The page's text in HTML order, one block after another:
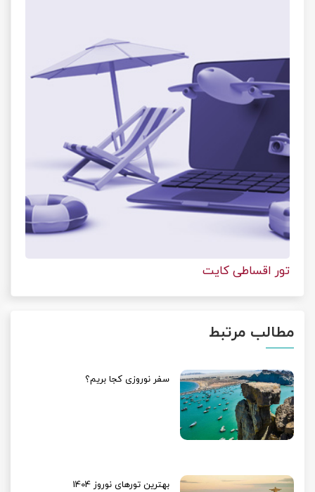
تور اقساطی کایت
مطالب مرتبط
سفر نوروزی کجا بریم؟
بهترین تورهای نوروز 1404